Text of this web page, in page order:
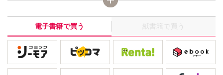
まれた嗣人。上京し独り暮らし、友達もいない藍を心配している
らしい。今時の大学の女のコにうんざりしていた嗣人は喜んで引
き受ける。早速、資料本を届けに藍の家を訪れると玄関に大きな
セールスマンお断りの貼り紙が。あの彼女じゃ無理もない。イン
ターホンが無いので何回も呼び掛けると家の奥からもの凄い足音
が!? 乱暴に扉が開くとトレーナーとジーパン、髪を無造作に結
び、度の強い眼鏡を掛けた藍が!?「うるさーい!! その貼り紙が見え
電子書籍で買う 紙書籍で買う